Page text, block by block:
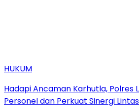
HUKUM
Hadapi Ancaman Karhutla, Polres
Personel dan Perkuat Sinergi